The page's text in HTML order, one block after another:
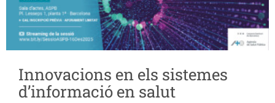
Innovacions en els sistemes
d’informació en salut